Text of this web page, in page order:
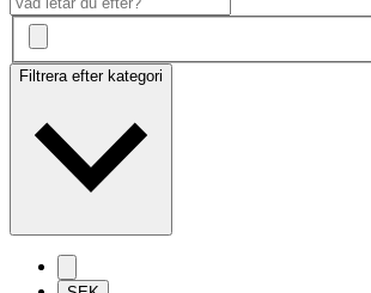
Filtrera efter kategori